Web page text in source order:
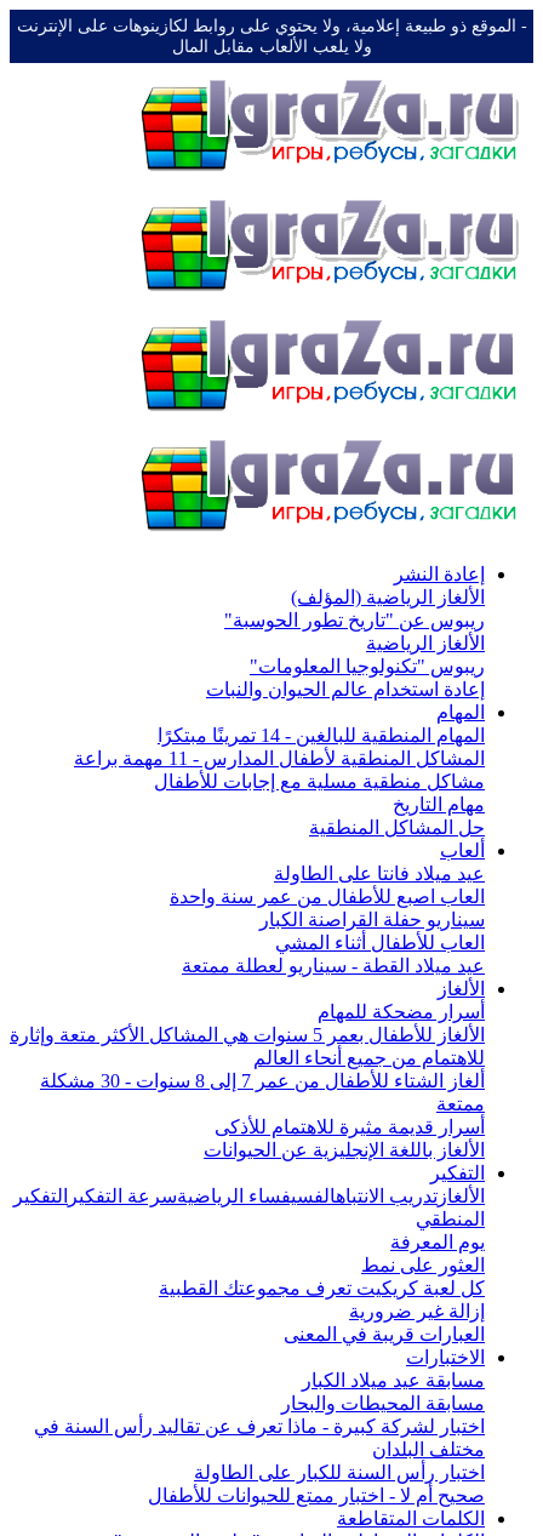
-️ الموقع ذو طبيعة إعلامية، ولا يحتوي على روابط لكازينوهات على الإنترنت
ولا يلعب الألعاب مقابل المال
إعادة النشر
الألغاز الرياضية (المؤلف)
ريبوس عن "تاريخ تطور الحوسبة"
الألغاز الرياضية
ريبوس "تكنولوجيا المعلومات"
إعادة استخدام عالم الحيوان والنبات
المهام
المهام المنطقية للبالغين - 14 تمرينًا مبتكرًا
المشاكل المنطقية لأطفال المدارس - 11 مهمة براعة
مشاكل منطقية مسلية مع إجابات للأطفال
مهام التاريخ
حل المشاكل المنطقية
ألعاب
عيد ميلاد فانتا على الطاولة
العاب اصبع للأطفال من عمر سنة واحدة
سيناريو حفلة القراصنة الكبار
العاب للأطفال أثناء المشي
عيد ميلاد القطة - سيناريو لعطلة ممتعة
الألغاز
أسرار مضحكة للمهام
الألغاز للأطفال بعمر 5 سنوات هي المشاكل الأكثر متعة وإثارة
للاهتمام من جميع أنحاء العالم
ألغاز الشتاء للأطفال من عمر 7 إلى 8 سنوات - 30 مشكلة
ممتعة
أسرار قديمة مثيرة للاهتمام للأذكى
الألغاز باللغة الإنجليزية عن الحيوانات
التفكير
الألغاز تدريب الانتباهالفسيفساء الرياضيةسرعة التفكير التفكير
المنطقي
يوم المعرفة
العثور على نمط
كل لعبة كريكيت تعرف مجموعتك القطبية
إزالة غير ضرورية
العبارات قريبة في المعنى
الاختبارات
مسابقة عيد ميلاد الكبار
مسابقة المحيطات والبحار
اختبار لشركة كبيرة - ماذا تعرف عن تقاليد رأس السنة في
مختلف البلدان
اختبار رأس السنة للكبار على الطاولة
صحيح أم لا - اختبار ممتع للحيوانات للأطفال
الكلمات المتقاطعة